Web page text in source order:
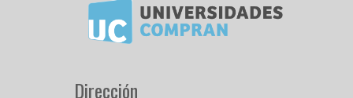
Dirección